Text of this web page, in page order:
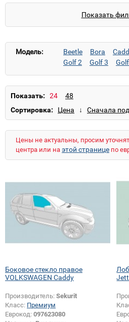
Показать
Модель: Beetle Bora
Golf 2
Golf 3
LT (низкий)
Polo 2
Polo 3
Transporter T4
Показать:
Сортировка:
Цены не актуальны, просим
центра или на этой странице по
Боковое стекло правое
VOLKSWAGEN Caddy
Производитель: Sekurit
Класс: Премиум
Еврокод: 097623080